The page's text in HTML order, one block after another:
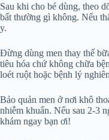
Sau khi cho bé dùng, theo
bất thường gì không. Nếu
y.
Đừng dùng men thay thế
tiêu hóa chứ không chữa
loét ruột hoặc bệnh lý
Bảo quản men ở nơi khô
nhiễm khuẩn. Nếu sau 2-3
khám ngay bạn ơi!